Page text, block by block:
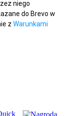
niego
do Brevo w
z Warunkami